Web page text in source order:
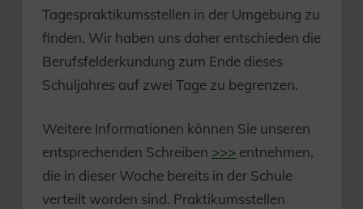
Tagespraktikumsstellen in der Umgebung zu
finden. Wir haben uns daher entschieden die
Berufsfelderkundung zum Ende dieses
Schuljahres auf zwei Tage zu begrenzen.
Weitere Informationen können Sie unseren
entsprechenden Schreiben >>> entnehmen,
die in dieser Woche bereits in der Schule
verteilt worden sind. Praktikumsstellen